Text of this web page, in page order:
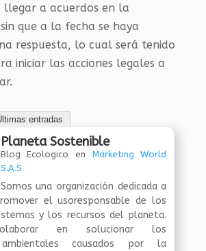
llegar a acuerdos en la
que a la fecha se haya
respuesta, lo cual será tenido
iniciar las acciones legales a
entradas
Planeta Sostenible
Blog Ecologico en Marketing World
S.A.S
Somos una organización dedicada a
el usoresponsable de los
y los recursos del planeta.
en solucionar los
causados por la